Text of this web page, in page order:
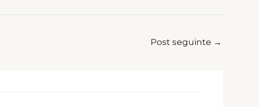
Post seguinte →